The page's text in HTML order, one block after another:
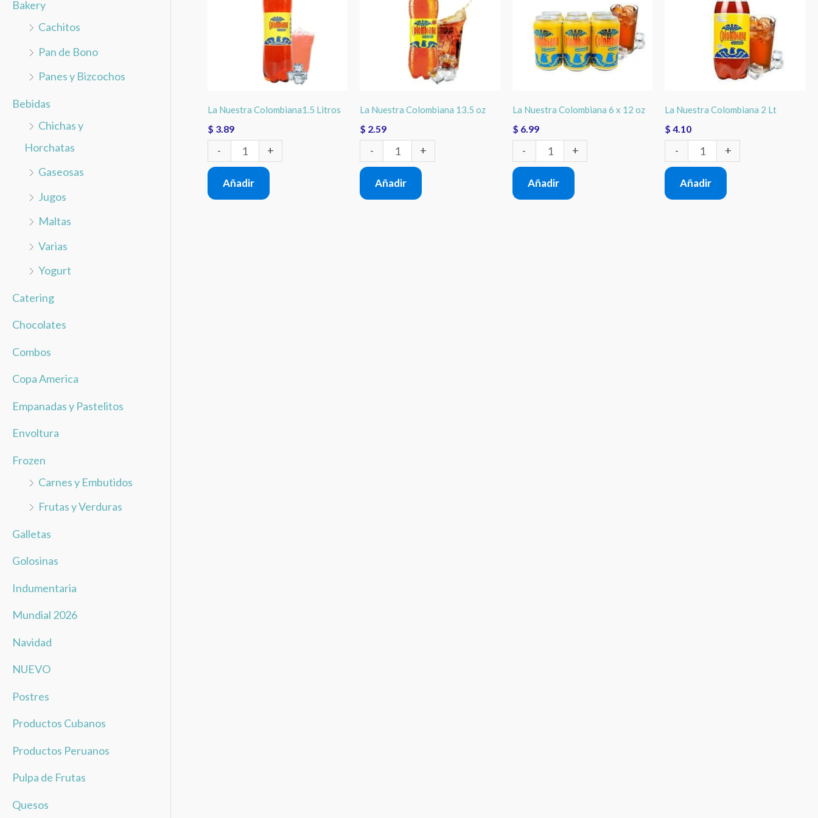
o
Bakery
Cachitos
Pan de Bono
Panes y Bizcochos
Bebidas
Chichas y
Horchatas
Gaseosas
Jugos
Maltas
Varias
Yogurt
Catering
Chocolates
Combos
Copa America
Empanadas y Pastelitos
Envoltura
Frozen
Carnes y Embutidos
Frutas y Verduras
Galletas
Golosinas
Indumentaria
Mundial 2026
Navidad
NUEVO
Postres
Productos Cubanos
Productos Peruanos
Pulpa de Frutas
Quesos
La Nuestra Colombiana1.5 Litros
$ 3.89
- +
Añadir
La Nuestra Colombiana 13.5 oz
$ 2.59
- +
Añadir
La Nuestra Colombiana 6 x 12 oz
$ 6.99
- +
Añadir
La Nuestra Colombiana 2 Lt
$ 4.10
- +
Añadir